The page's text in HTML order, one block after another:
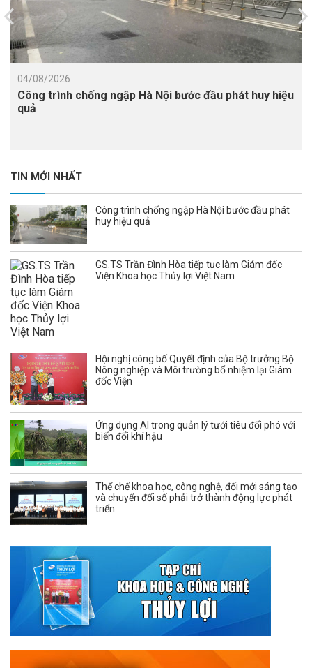
04/08/2026
Công trình chống ngập Hà Nội bước đầu phát huy hiệu
quả
TIN MỚI NHẤT
Công trình chống ngập Hà Nội bước đầu phát
huy hiệu quả
GS.TS Trần Đình Hòa tiếp tục làm Giám đốc
Viện Khoa học Thủy lợi Việt Nam
Hội nghị công bố Quyết định của Bộ trưởng Bộ
Nông nghiệp và Môi trường bổ nhiệm lại Giám
đốc Viện
Ứng dụng AI trong quản lý tưới tiêu đối phó với
biến đổi khí hậu
Thể chế khoa học, công nghệ, đổi mới sáng tạo
và chuyển đổi số phải trở thành động lực phát
triển